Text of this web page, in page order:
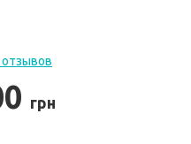
отзывов
грн